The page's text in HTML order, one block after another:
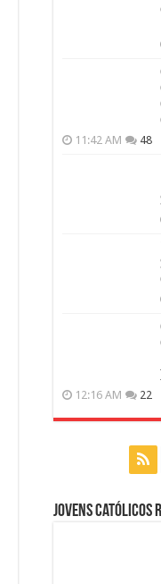
11:42 AM 48
12:16 AM 22
Jovens Católicos